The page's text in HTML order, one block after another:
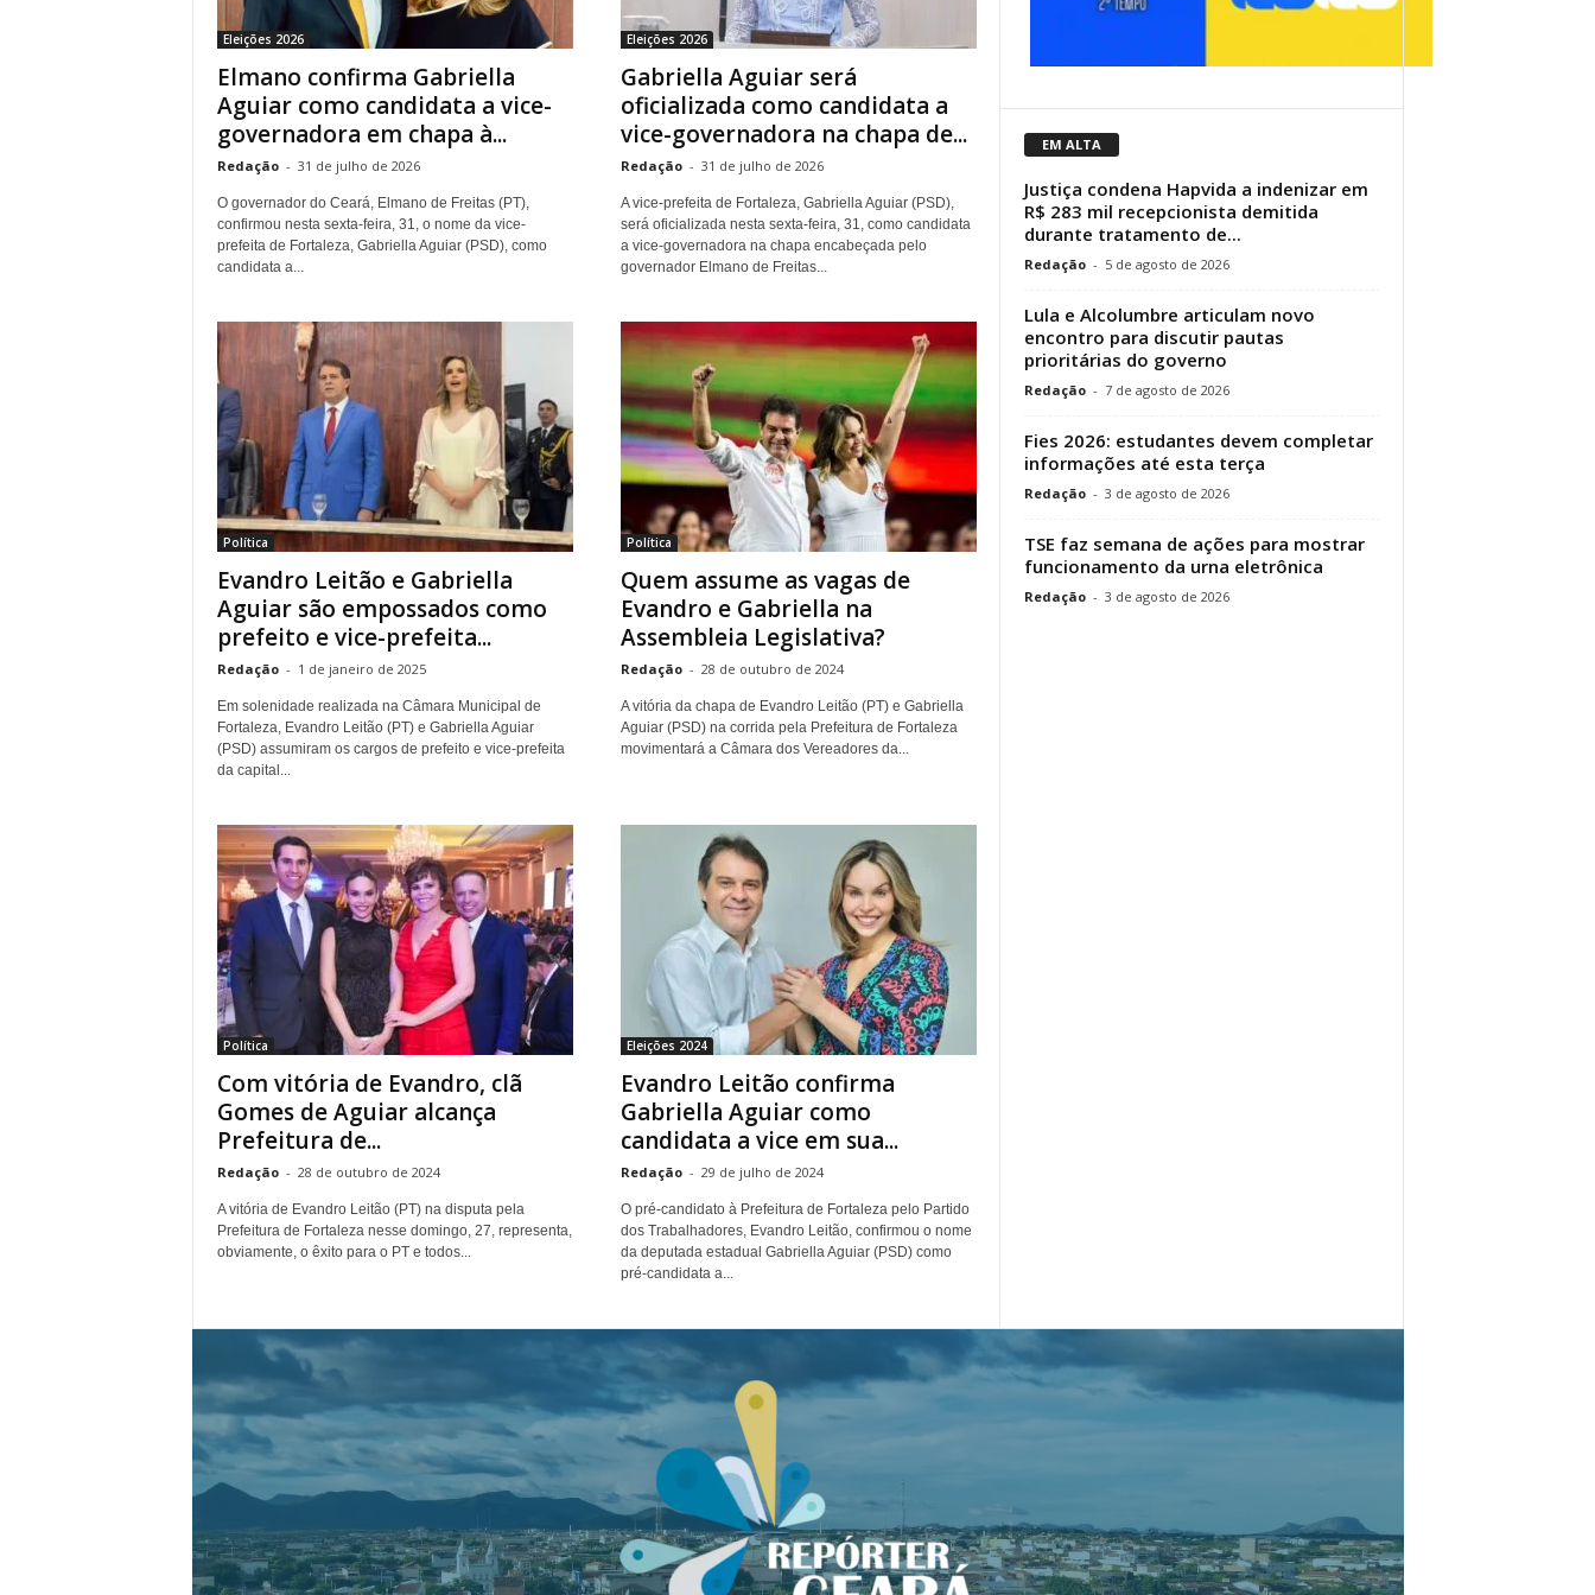
Eleições 2026
Elmano confirma Gabriella
Aguiar como candidata a vice-
governadora em chapa à...
Redação - 31 de julho de 2026
O governador do Ceará, Elmano de Freitas (PT),
confirmou nesta sexta-feira, 31, o nome da vice-
prefeita de Fortaleza, Gabriella Aguiar (PSD), como
candidata a...
Eleições 2026
Gabriella Aguiar será
oficializada como candidata a
vice-governadora na chapa de...
Redação - 31 de julho de 2026
A vice-prefeita de Fortaleza, Gabriella Aguiar (PSD),
será oficializada nesta sexta-feira, 31, como candidata
a vice-governadora na chapa encabeçada pelo
governador Elmano de Freitas...
Política
Evandro Leitão e Gabriella
Aguiar são empossados como
prefeito e vice-prefeita...
Redação - 1 de janeiro de 2025
Em solenidade realizada na Câmara Municipal de
Fortaleza, Evandro Leitão (PT) e Gabriella Aguiar
(PSD) assumiram os cargos de prefeito e vice-prefeita
da capital...
Política
Quem assume as vagas de
Evandro e Gabriella na
Assembleia Legislativa?
Redação - 28 de outubro de 2024
A vitória da chapa de Evandro Leitão (PT) e Gabriella
Aguiar (PSD) na corrida pela Prefeitura de Fortaleza
movimentará a Câmara dos Vereadores da...
Política
Com vitória de Evandro, clã
Gomes de Aguiar alcança
Prefeitura de...
Redação - 28 de outubro de 2024
A vitória de Evandro Leitão (PT) na disputa pela
Prefeitura de Fortaleza nesse domingo, 27, representa,
obviamente, o êxito para o PT e todos...
Eleições 2024
Evandro Leitão confirma
Gabriella Aguiar como
candidata a vice em sua...
Redação - 29 de julho de 2024
O pré-candidato à Prefeitura de Fortaleza pelo Partido
dos Trabalhadores, Evandro Leitão, confirmou o nome
da deputada estadual Gabriella Aguiar (PSD) como
pré-candidata a...
EM ALTA
Justiça condena Hapvida a indenizar em
R$ 283 mil recepcionista demitida
durante tratamento de...
Redação - 5 de agosto de 2026
Lula e Alcolumbre articulam novo
encontro para discutir pautas
prioritárias do governo
Redação - 7 de agosto de 2026
Fies 2026: estudantes devem completar
informações até esta terça
Redação - 3 de agosto de 2026
TSE faz semana de ações para mostrar
funcionamento da urna eletrônica
Redação - 3 de agosto de 2026